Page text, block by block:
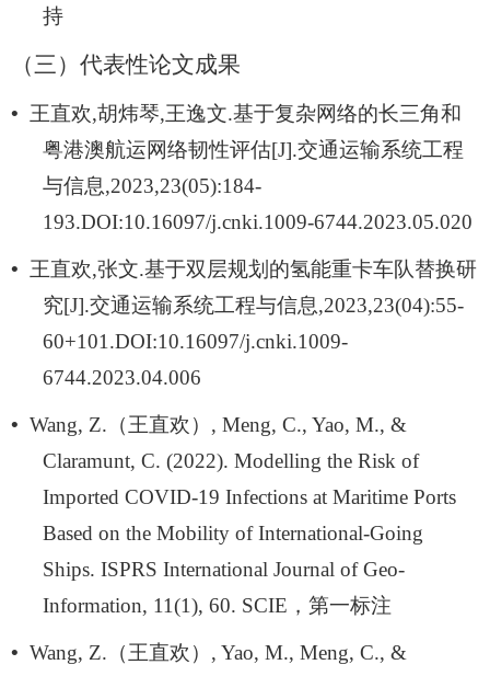
持
（三） 代表性论文成果
• 王直欢,胡炜琴,王逸文.基于复杂网络的长三角和
粤港澳航运网络韧性评估[J].交通运输系统工程
与信息,2023,23(05):184-
193.DOI:10.16097/j.cnki.1009-6744.2023.05.020
• 王直欢,张文.基于双层规划的氢能重卡车队替换研
究[J].交通运输系统工程与信息,2023,23(04):55-
60+101.DOI:10.16097/j.cnki.1009-
6744.2023.04.006
• Wang, Z. （王直欢） , Meng, C., Yao, M., &
Claramunt, C. (2022). Modelling the Risk of
Imported COVID-19 Infections at Maritime Ports
Based on the Mobility of International-Going
Ships. ISPRS International Journal of Geo-
Information, 11(1), 60. SCIE ，第一标注
• Wang, Z. （王直欢） , Yao, M., Meng, C., &